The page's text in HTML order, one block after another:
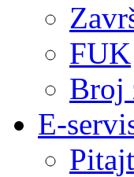
FUK
Broj
E-